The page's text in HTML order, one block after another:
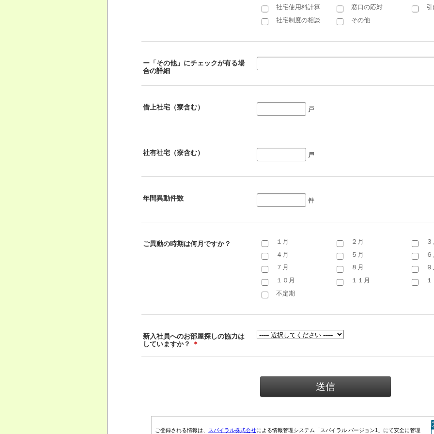
社宅使用料計算 窓口の応対
引
社宅制度の相談
その他
ー「その他」にチェックが有る場
合の詳細
借上社宅（寮含む） 戸
社有社宅（寮含む） 戸
年間異動件数 件
ご異動の時期は何月ですか？ １月 ２月
４月
５月
７月
８月
１０月
１１月
不定期
新入社員へのお部屋探しの協力は
していますか？
＊
ご登録される情報は、 スパイラル株式会社による情報管理システム「スパイラル バージョン1」にて安全に管理